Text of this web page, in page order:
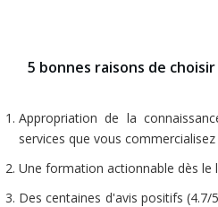
5 bonnes raisons de
Appropriation de la
services que vous commercialisez
Une formation actionnable dès le
Des centaines d'avis positifs